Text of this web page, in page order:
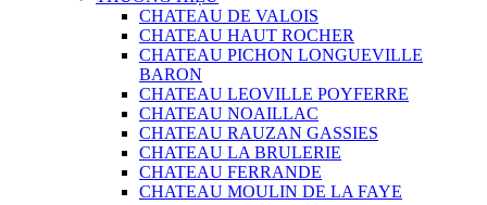
CHATEAU DE VALOIS
CHATEAU HAUT ROCHER
CHATEAU PICHON LONGUEVILLE
BARON
CHATEAU LEOVILLE POYFERRE
CHATEAU NOAILLAC
CHATEAU RAUZAN GASSIES
CHATEAU LA BRULERIE
CHATEAU FERRANDE
CHATEAU MOULIN DE LA FAYE